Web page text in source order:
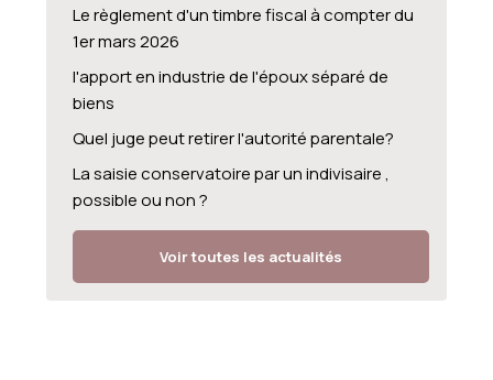
Le règlement d'un timbre fiscal à compter du
1er mars 2026
l'apport en industrie de l'époux séparé de
biens
Quel juge peut retirer l'autorité parentale?
La saisie conservatoire par un indivisaire ,
possible ou non ?
Voir toutes les actualités